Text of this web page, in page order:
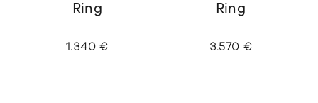
Ring
1.340 €
Ring
3.570 €